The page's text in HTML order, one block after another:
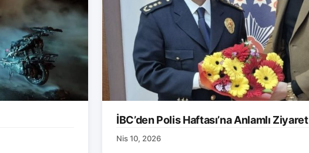
İBC’den Polis Haftası’na Anlamlı Ziyaret
Nis 10, 2026